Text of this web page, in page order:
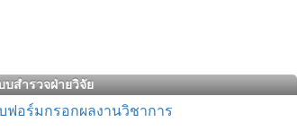
บสำรวจฝ่ายวิจัย
ฟอร์มกรอกผลงานวิชาการ